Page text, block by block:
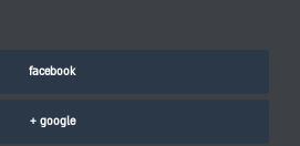
facebook
google +